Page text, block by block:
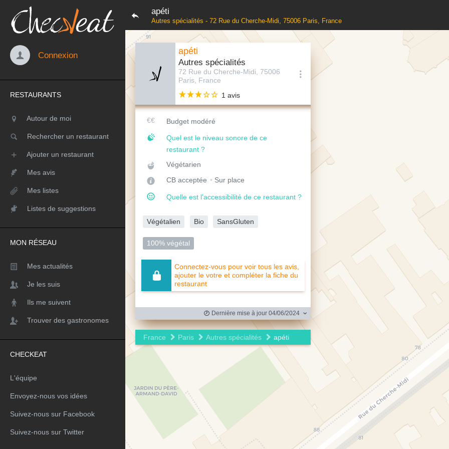
apéti
Autres spécialités - 72 Rue du Cherche-Midi, 75006 Paris, France
Connexion
RESTAURANTS
Autour de moi
Rechercher un restaurant
Ajouter un restaurant
Mes avis
Mes listes
Listes de suggestions
MON RÉSEAU
Mes actualités
Je les suis
Ils me suivent
Trouver des gastronomes
CHECKEAT
L'équipe
Envoyez-nous vos idées
Suivez-nous sur Facebook
Suivez-nous sur Twitter
apéti
Autres spécialités
72 Rue du Cherche-Midi, 75006
Paris, France
1 avis
Budget modéré
Quel est le niveau sonore de ce
restaurant ?
Végétarien
CB acceptée
Sur place
Quelle est l'accessibilité de ce restaurant ?
Végétalien Bio SansGluten
100% végétal
Connectez-vous pour voir tous les avis,
ajouter le votre et compléter la fiche du
restaurant
Dernière mise à jour 04/06/2024
France Paris Autres spécialités apéti